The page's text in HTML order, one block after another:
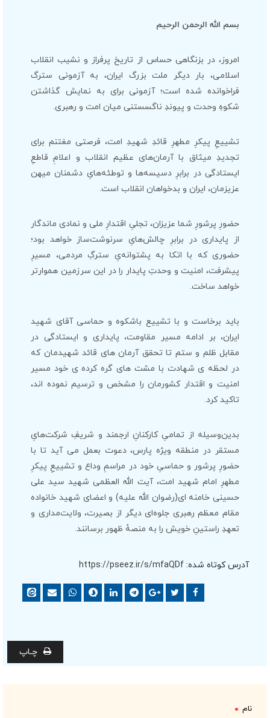
بسم الله الرحمن الرحیم
امروز، در بزنگاهی حساس از تاریخ پرفراز و نشیب انقلاب
اسلامی، بار دیگر ملت بزرگ ایران، به آزمونی سترگ
فراخوانده شده است؛ آزمونی برای به نمایش گذاشتن
شکوهِ وحدت و پیوندِ ناگسستنی میان امت و رهبری.
تشییعِ پیکرِ مطهرِ قائدِ شهیدِ امت، فرصتی مغتنم برای
تجدیدِ میثاق با آرمان‌های عظیم انقلاب و اعلامِ قاطعِ
ایستادگی در برابرِ دسیسه‌ها و توطئه‌هایِ دشمنان میهن
عزیزمان، ایران و بدخواهان انقلاب است.
حضورِ پرشورِ شما عزیزان، تجلیِ اقتدارِ ملی و نمادی ماندگار
از پایداری در برابرِ چالش‌هایِ سرنوشت‌ساز خواهد بود؛
حضوری که با اتکا به پشتوانه‌یِ سترگِ مردمی، مسیرِ
پیشرفت، امنیت و وحدتِ پایدار را در این سرزمین هموارتر
خواهد ساخت.
باید برخاست و با تشییع باشکوه و حماسی آقای شهید
ایران، بر ادامه مسیر مقاومت، پایداری و ایستادگی در
مقابل ظلم و ستم تا تحقق آرمان های قائد شهیدمان که
در لحظه ی شهادت با مشت های گره کرده ی خود مسیر
امنیت و اقتدار کشورمان را مشخص و ترسیم نموده اند،
تاکید کرد.
بدین‌وسیله از تمامیِ کارکنانِ ارجمند و شریفِ شرکت‌هایِ
مستقر در منطقه ویژه پارس، دعوت بعمل می آید تا با
حضورِ پرشور و حماسیِ خود در مراسمِ وداع و تشییعِ پیکرِ
مطهرِ امام شهید امت، آیت الله العظمی شهید سید علی
حسینی خامنه ای(رضوان الله علیه) و اعضای شهید خانواده
مقام معظم رهبری جلوه‌ای دیگر از بصیرت، ولایت‌مداری و
تعهدِ راستینِ خویش را به منصهٔ ظهور برسانند.
آدرس کوتاه شده: https://pseez.ir/s/mfaQDf
چـاپ
نام *